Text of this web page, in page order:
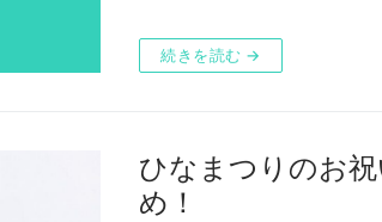
続きを読む →
ひなまつりのお
め！